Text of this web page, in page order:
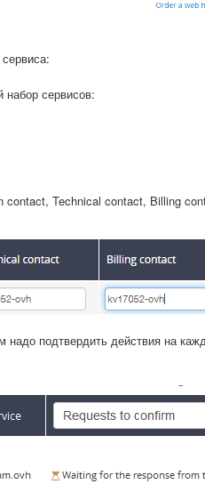
набор сервисов:
contact, Technical contact, Billing
надо подтвердить действия на